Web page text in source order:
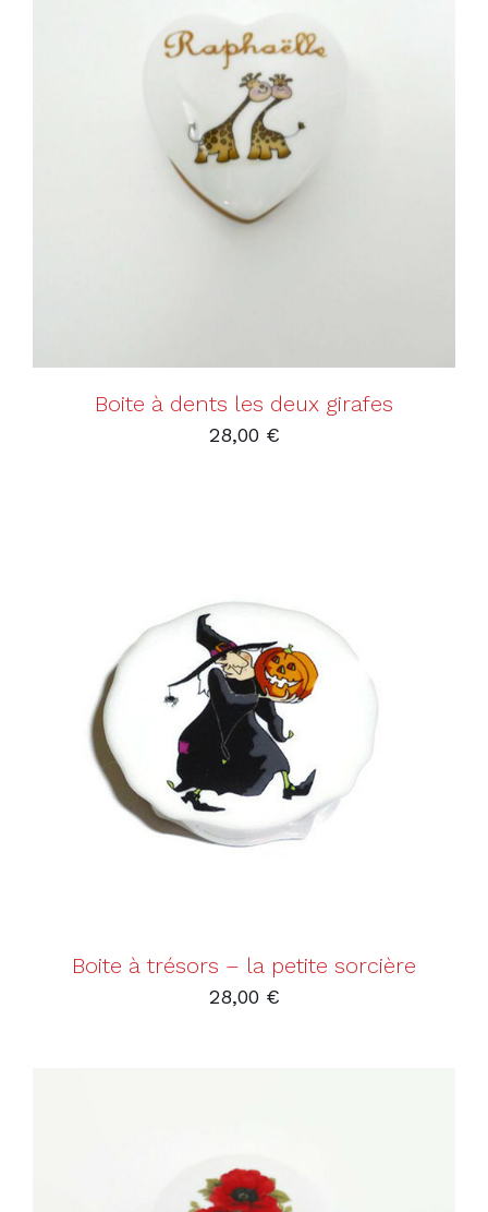
AJOUTER AU PANIER /
Boite à dents les deux girafes
28,00 €
AJOUTER AU PANIER
Boite à trésors – la petite sorcière
28,00 €